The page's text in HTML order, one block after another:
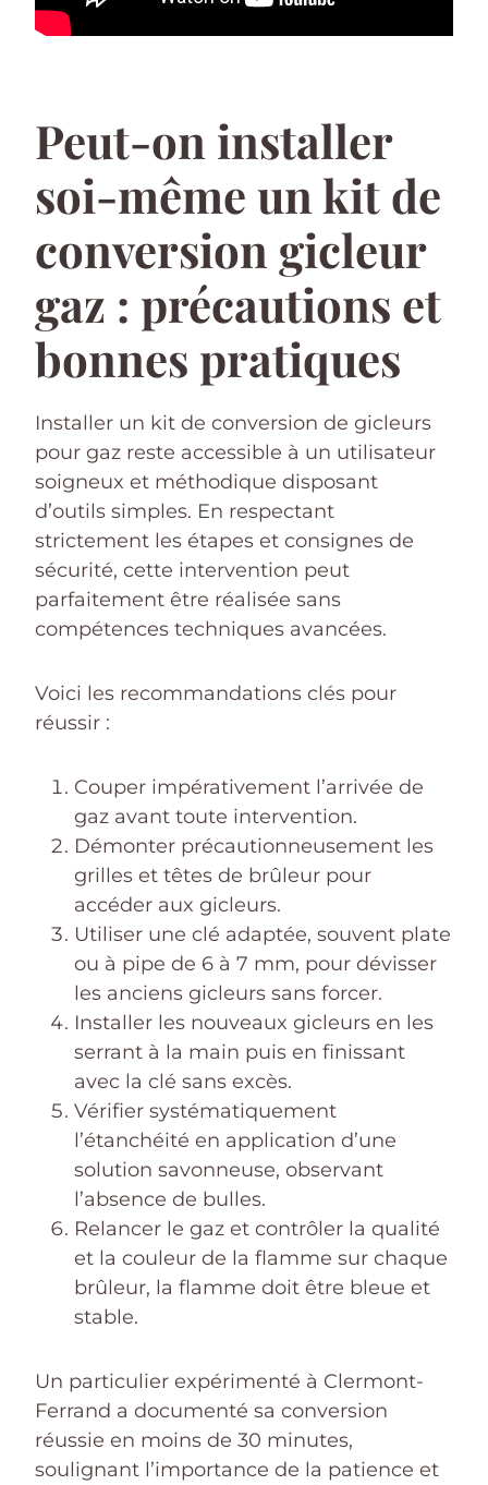
Peut-on installer
soi-même un kit de
conversion gicleur
gaz : précautions et
bonnes pratiques
Installer un kit de conversion de gicleurs
pour gaz reste accessible à un utilisateur
soigneux et méthodique disposant
d’outils simples. En respectant
strictement les étapes et consignes de
sécurité, cette intervention peut
parfaitement être réalisée sans
compétences techniques avancées.
Voici les recommandations clés pour
réussir :
Couper impérativement l’arrivée de
gaz avant toute intervention.
Démonter précautionneusement les
grilles et têtes de brûleur pour
accéder aux gicleurs.
Utiliser une clé adaptée, souvent plate
ou à pipe de 6 à 7 mm, pour dévisser
les anciens gicleurs sans forcer.
Installer les nouveaux gicleurs en les
serrant à la main puis en finissant
avec la clé sans excès.
Vérifier systématiquement
l’étanchéité en application d’une
solution savonneuse, observant
l’absence de bulles.
Relancer le gaz et contrôler la qualité
et la couleur de la flamme sur chaque
brûleur, la flamme doit être bleue et
stable.
Un particulier expérimenté à Clermont-
Ferrand a documenté sa conversion
réussie en moins de 30 minutes,
soulignant l’importance de la patience et